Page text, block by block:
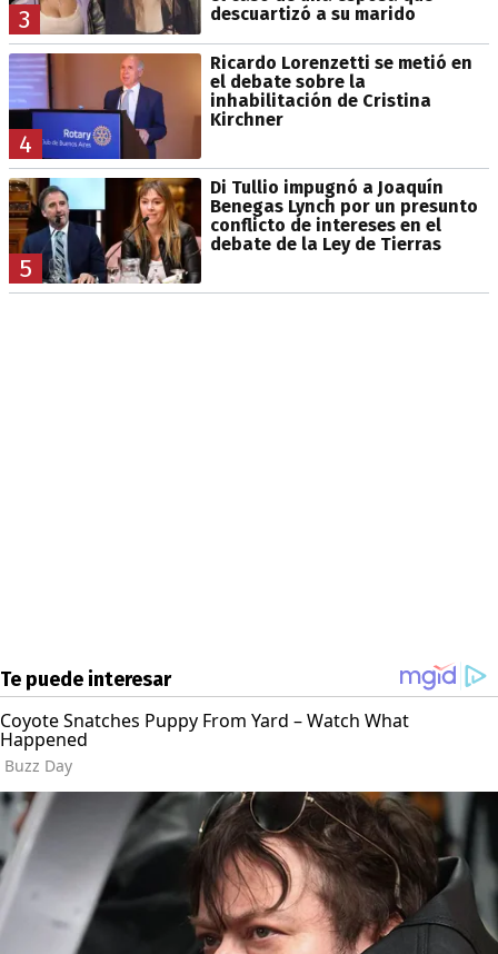
3
descuartizó a su marido
4
Ricardo Lorenzetti se metió en
el debate sobre la
inhabilitación de Cristina
Kirchner
5
Di Tullio impugnó a Joaquín
Benegas Lynch por un presunto
conflicto de intereses en el
debate de la Ley de Tierras